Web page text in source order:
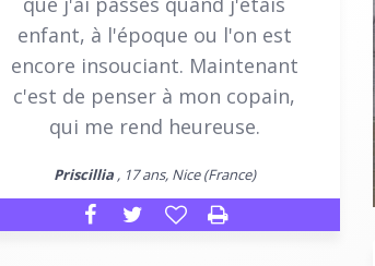
enfant, à l'époque ou l'on est
encore insouciant. Maintenant
c'est de penser à mon copain,
qui me rend heureuse.
Priscillia, 17 ans, Nice (France)